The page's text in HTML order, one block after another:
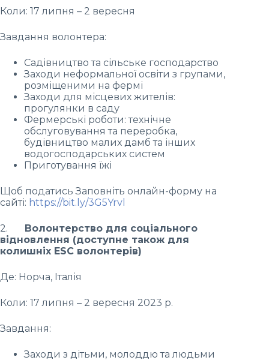
Коли: 17 липня – 2 вересня
Завдання волонтера:
Садівництво та сільське господарство
Заходи неформальної освіти з групами,
розміщеними на фермі
Заходи для місцевих жителів:
прогулянки в саду
Фермерські роботи: технічне
обслуговування та переробка,
будівництво малих дамб та інших
водогосподарських систем
Приготування їжі
Щоб податись Заповніть онлайн-форму на
сайті: https://bit.ly/3G5Yrvl
2. Волонтерство для соціального
відновлення (доступне також для
колишніх ESC волонтерів)
Де: Норча, Італія
Коли: 17 липня – 2 вересня 2023 р.
Завдання:
Заходи з дітьми, молоддю та людьми